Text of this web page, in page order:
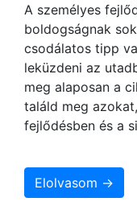
A személyes
boldogságnak
csodálatos tipp
leküzdeni az
meg alaposan a
találd meg
fejlődésben és a
Elolvasom →